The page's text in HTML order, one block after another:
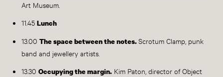
Art Museum.
11.45 Lunch
13.00 The space between the notes.Scrotum Clamp, punk
band and jewellery artists.
13.30 Occupying the margin.Kim Paton, director of Object